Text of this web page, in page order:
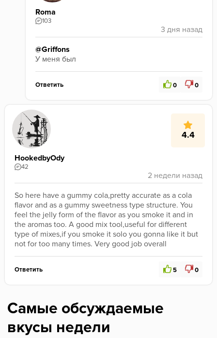
Roma
103
@Griffons
У меня был
Ответить 0 0
4.4
HookedbyOdy
42
So here have a gummy cola,pretty accurate as a cola
flavor and as a gummy sweetness type structure. You
feel the jelly form of the flavor as you smoke it and in
the aromas too. A good mix tool,useful for different
type of mixes,if you smoke it solo you gonna like it but
not for too many times. Very good job overall
Ответить 5 0
Самые обсуждаемые
вкусы недели